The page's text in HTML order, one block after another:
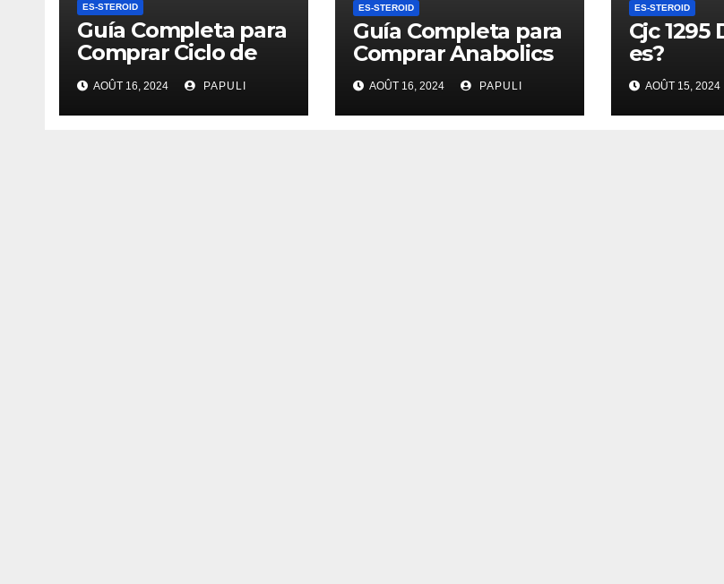
ES-STEROID
Guía Completa para
Comprar Ciclo de
Esteroides
AOÛT 16, 2024 PAPULI
ES-STEROID
Guía Completa para
Comprar Anabolics
AOÛT 16, 2024 PAPULI
ES-STEROID
Cjc 1295
es?
AOÛT 15, 2024